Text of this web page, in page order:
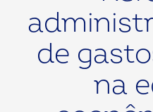
de
na